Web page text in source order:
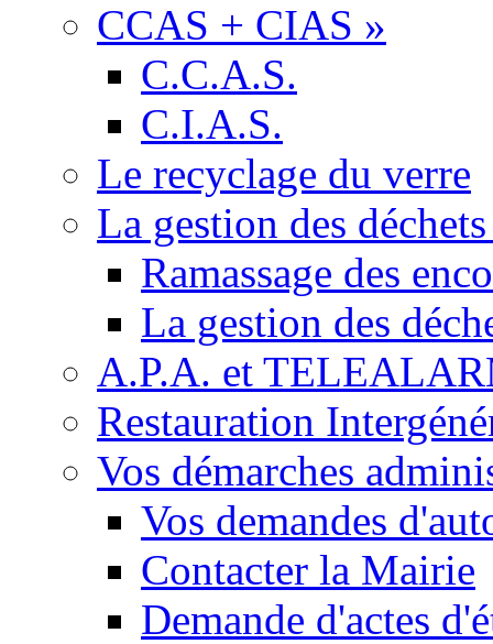
CCAS + CIAS »
C.C.A.S.
C.I.A.S.
Le recyclage du verre
La gestion des
Ramassage des
La gestion des
A.P.A. et
Restauration
Vos démarches
Vos demandes
Contacter la Mairie
Demande d'actes